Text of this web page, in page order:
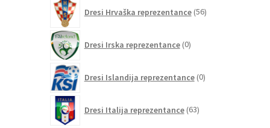
Dresi Hrvaška reprezentance 56izdelkov
Dresi Irska reprezentance 0izdelkov
Dresi Islandija reprezentance 0izdelkov
Dresi Italija reprezentance 63izdelkov